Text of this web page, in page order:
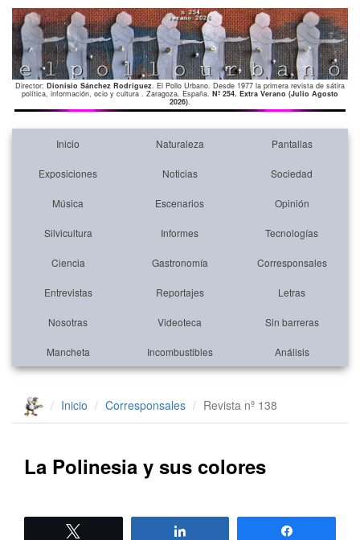
Director: Dionisio Sánchez Rodríguez. El Pollo Urbano. Desde 1977 la primera revista de sátira
política, información, ocio y cultura . Zaragoza. España. Nº 254. Extra Verano (Julio Agosto
2026).
Inicio Naturaleza Pantallas
Exposiciones Noticias Sociedad
Música Escenarios Opinión
Silvicultura Informes Tecnologías
Ciencia Gastronomía Corresponsales
Entrevistas Reportajes Letras
Nosotras Videoteca Sin barreras
Mancheta Incombustibles Análisis
Inicio Corresponsales Revista nº 138
La Polinesia y sus colores